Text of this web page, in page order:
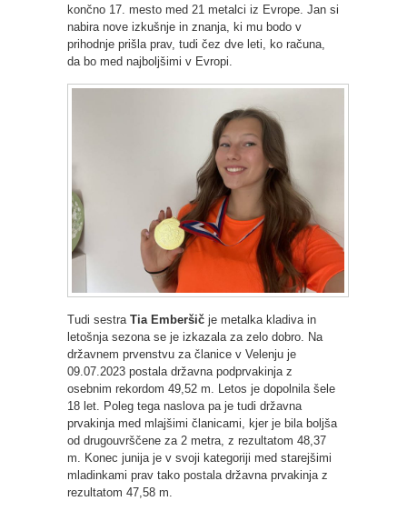
končno 17. mesto med 21 metalci iz Evrope. Jan si
nabira nove izkušnje in znanja, ki mu bodo v
prihodnje prišla prav, tudi čez dve leti, ko računa,
da bo med najboljšimi v Evropi.
Tudi sestra Tia Emberšič je metalka kladiva in
letošnja sezona se je izkazala za zelo dobro. Na
državnem prvenstvu za članice v Velenju je
09.07.2023 postala državna podprvakinja z
osebnim rekordom 49,52 m. Letos je dopolnila šele
18 let. Poleg tega naslova pa je tudi državna
prvakinja med mlajšimi članicami, kjer je bila boljša
od drugouvrščene za 2 metra, z rezultatom 48,37
m. Konec junija je v svoji kategoriji med starejšimi
mladinkami prav tako postala državna prvakinja z
rezultatom 47,58 m.